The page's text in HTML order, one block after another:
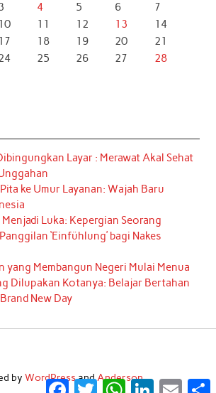
4 5 6
7
10 11 12 13
14
17 18 19 20
21
25 26 27
28
Layar : Merawat Akal Sehat
ke Umur Layanan: Wajah Baru
Menjadi Luka: Kepergian Seorang
‘Einfühlung’ bagi Nakes
yang Membangun Negeri Mulai Menua
Dilupakan Kotanya: Belajar Bertahan
New Day
by WordPressandAnderson.
Facebook
TwitterWhatsApp
LinkedInEmail